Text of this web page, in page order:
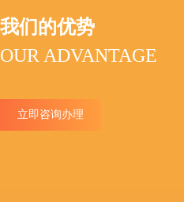
我们的优势
OUR ADVANTAGE
立即咨询办理